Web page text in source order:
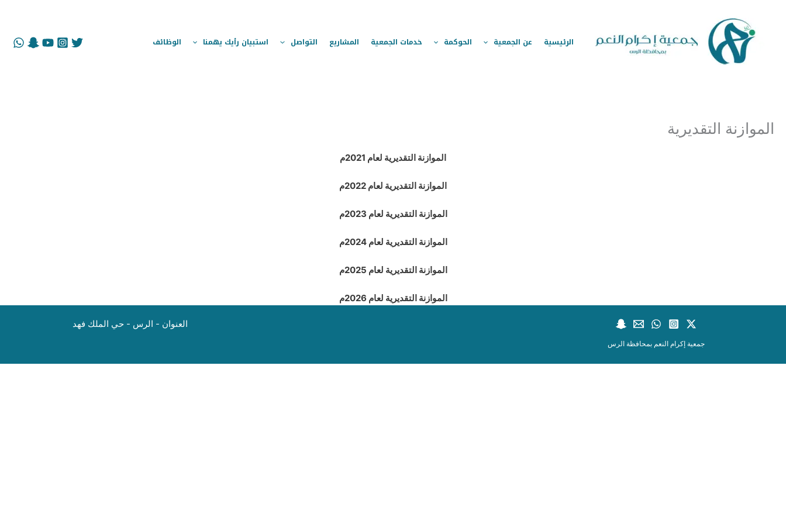
الرئيسية عن الجمعية الحوكمة خدمات الجمعية المشاريع التواصل استبيان رأيك يهمنا الوظائف
الموازنة التقديرية
الموازنة التقديرية لعام 2021م
الموازنة التقديرية لعام 2022م
الموازنة التقديرية لعام 2023م
الموازنة التقديرية لعام 2024م
الموازنة التقديرية لعام 2025م
الموازنة التقديرية لعام 2026م
جمعية إكرام النعم بمحافظة الرس
العنوان - الرس - حي الملك فهد